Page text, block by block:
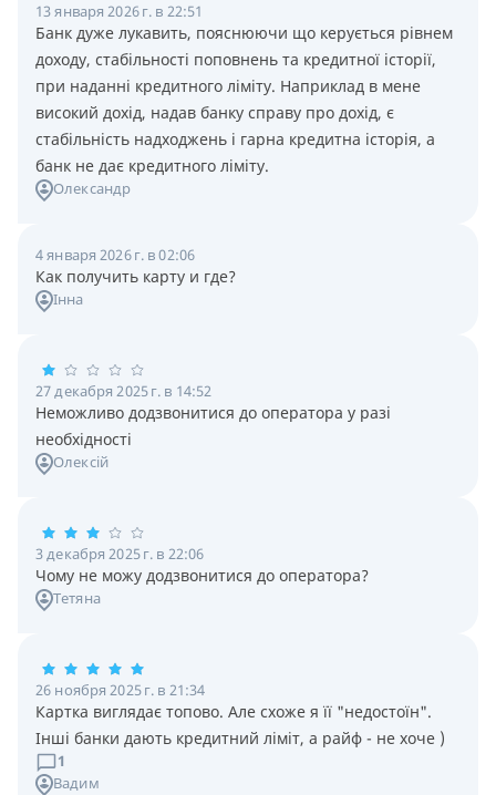
13 января 2026 г. в 22:51
Банк дуже лукавить, пояснюючи що керується рівнем
доходу, стабільності поповнень та кредитної історії,
при наданні кредитного ліміту. Наприклад в мене
високий дохід, надав банку справу про дохід, є
стабільність надходжень і гарна кредитна історія, а
банк не дає кредитного ліміту.
Олександр
4 января 2026 г. в 02:06
Как получить карту и где?
Інна
27 декабря 2025 г. в 14:52
Неможливо додзвонитися до оператора у разі
необхідності
Олексій
3 декабря 2025 г. в 22:06
Чому не можу додзвонитися до оператора?
Тетяна
26 ноября 2025 г. в 21:34
Картка виглядає топово. Але схоже я її "недостоїн".
Інші банки дають кредитний ліміт, а райф - не хоче )
1
Вадим